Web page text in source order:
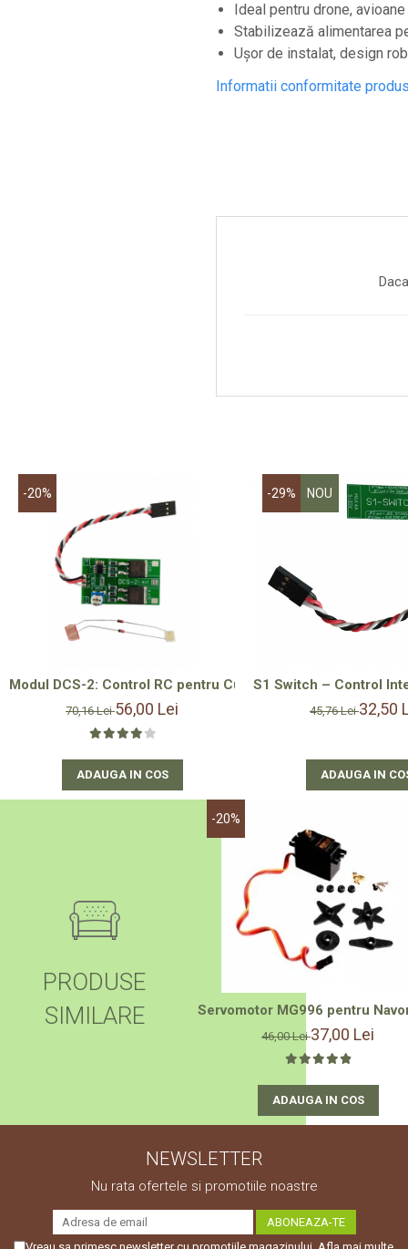
Ideal pentru drone,
Stabilizează alimentarea
Ușor de instalat, design
Informatii conformitate produs
-20%
Modul DCS-2: Control RC pentru Cuve și Consumatori
70,16 Lei56,00 Lei
ADAUGA IN COS
-29% NOU
S1 Switch – Control
45,76 Lei32,50
ADAUGA IN
PRODUSE
SIMILARE
-20%
Servomotor MG996 pentru
46,00 Lei37,00 Lei
ADAUGA IN COS
NEWSLETTER
Nu rata ofertele si promotiile noastre